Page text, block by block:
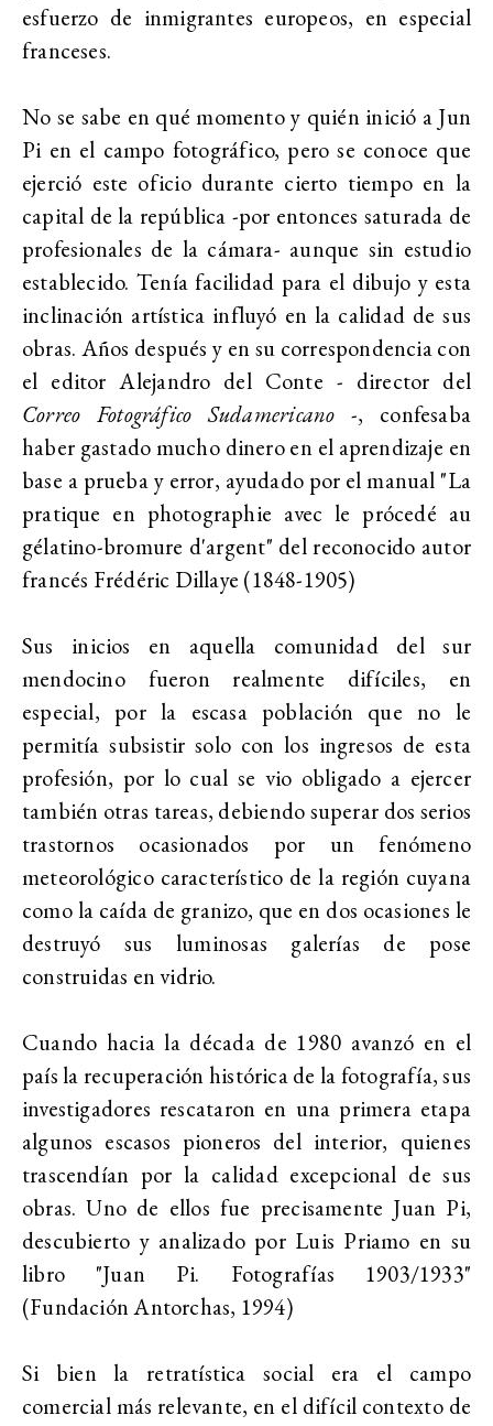
esfuerzo de inmigrantes europeos, en especial
franceses.
No se sabe en qué momento y quién inició a Jun
Pi en el campo fotográfico, pero se conoce que
ejerció este oficio durante cierto tiempo en la
capital de la república -por entonces saturada de
profesionales de la cámara- aunque sin estudio
establecido. Tenía facilidad para el dibujo y esta
inclinación artística influyó en la calidad de sus
obras. Años después y en su correspondencia con
el editor Alejandro del Conte - director del
Correo Fotográfico Sudamericano -, confesaba
haber gastado mucho dinero en el aprendizaje en
base a prueba y error, ayudado por el manual "La
pratique en photographie avec le prócedé au
gélatino-bromure d'argent" del reconocido autor
francés Frédéric Dillaye (1848-1905)
Sus inicios en aquella comunidad del sur
mendocino fueron realmente difíciles, en
especial, por la escasa población que no le
permitía subsistir solo con los ingresos de esta
profesión, por lo cual se vio obligado a ejercer
también otras tareas, debiendo superar dos serios
trastornos ocasionados por un fenómeno
meteorológico característico de la región cuyana
como la caída de granizo, que en dos ocasiones le
destruyó sus luminosas galerías de pose
construidas en vidrio.
Cuando hacia la década de 1980 avanzó en el
país la recuperación histórica de la fotografía, sus
investigadores rescataron en una primera etapa
algunos escasos pioneros del interior, quienes
trascendían por la calidad excepcional de sus
obras. Uno de ellos fue precisamente Juan Pi,
descubierto y analizado por Luis Priamo en su
libro "Juan Pi. Fotografías 1903/1933"
(Fundación Antorchas, 1994)
Si bien la retratística social era el campo
comercial más relevante, en el difícil contexto de